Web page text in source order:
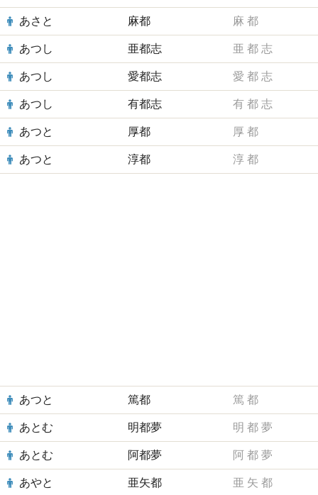
あさと 麻都 麻 都
あつし 亜都志 亜 都 志
あつし 愛都志 愛 都 志
あつし 有都志 有 都 志
あつと 厚都 厚 都
あつと 淳都 淳 都
あつと 篤都 篤 都
あとむ 明都夢 明 都 夢
あとむ 阿都夢 阿 都 夢
あやと 亜矢都 亜 矢 都